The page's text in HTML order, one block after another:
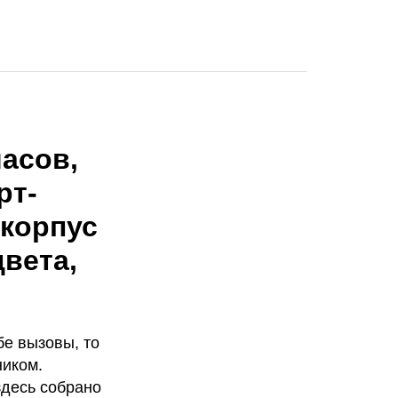
вызовы, то
собрано